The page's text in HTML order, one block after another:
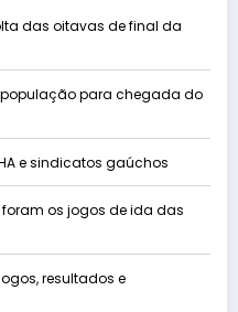
das oitavas de final da
população para chegada do
e sindicatos gaúchos
os jogos de ida das
resultados e